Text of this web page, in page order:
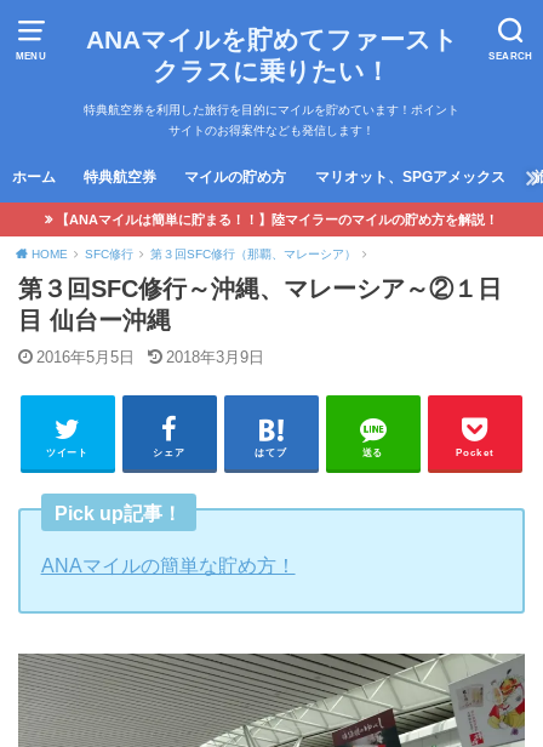
MENU SEARCH
ANAマイルを貯めてファースト
クラスに乗りたい！
特典航空券を利用した旅行を目的にマイルを貯めています！ポイント
サイトのお得案件なども発信します！
ホーム 特典航空券 マイルの貯め方 マリオット、SPGアメックス
【ANAマイルは簡単に貯まる！！】陸マイラーのマイルの貯め方を解説！
HOME SFC修行 第３回SFC修行（那覇、マレーシア）
第３回SFC修行～沖縄、マレーシア～②１日
目 仙台ー沖縄
2016年5月5日 2018年3月9日
ツイート シェア はてブ 送る Pocket
Pick up記事！
ANAマイルの簡単な貯め方！